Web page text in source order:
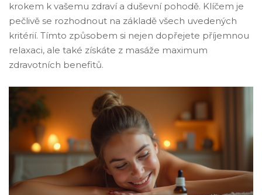
krokem k vašemu zdraví a duševní pohodě. Klíčem je
pečlivě se rozhodnout na základě všech uvedených
kritérií. Tímto způsobem si nejen dopřejete příjemnou
relaxaci, ale také získáte z masáže maximum
zdravotních benefitů.